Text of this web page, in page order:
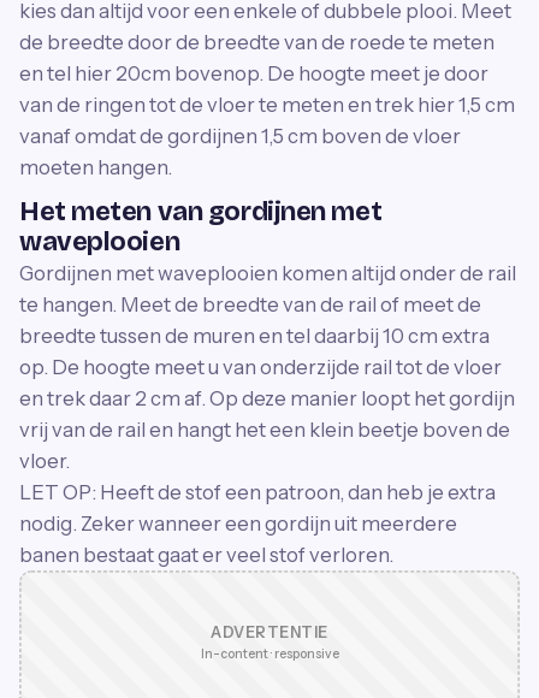
kies dan altijd voor een enkele of dubbele plooi. Meet
de breedte door de breedte van de roede te meten
en tel hier 20cm bovenop. De hoogte meet je door
van de ringen tot de vloer te meten en trek hier 1,5 cm
vanaf omdat de gordijnen 1,5 cm boven de vloer
moeten hangen.
Het meten van gordijnen met
waveplooien
Gordijnen met waveplooien komen altijd onder de rail
te hangen. Meet de breedte van de rail of meet de
breedte tussen de muren en tel daarbij 10 cm extra
op. De hoogte meet u van onderzijde rail tot de vloer
en trek daar 2 cm af. Op deze manier loopt het gordijn
vrij van de rail en hangt het een klein beetje boven de
vloer.
LET OP: Heeft de stof een patroon, dan heb je extra
nodig. Zeker wanneer een gordijn uit meerdere
banen bestaat gaat er veel stof verloren.
ADVERTENTIE
In-content · responsive